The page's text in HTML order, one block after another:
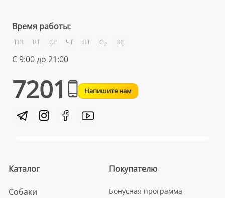
Время работы:
ПН ВТ СР ЧТ ПТ СБ ВС
С 9:00 до 21:00
7201 Напишите нам
Каталог
Собаки
Покупателю
Бонусная программа